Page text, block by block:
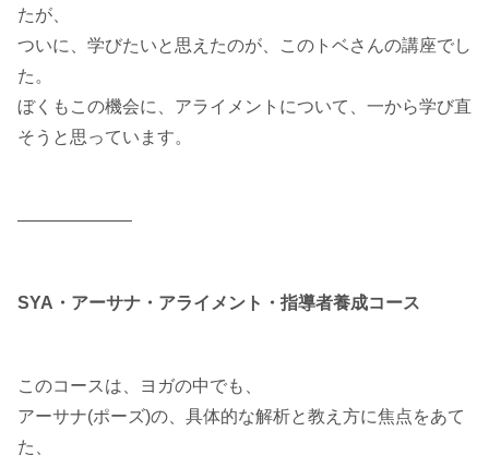
たが、
ついに、学びたいと思えたのが、このトベさんの講座でし
た。
ぼくもこの機会に、アライメントについて、一から学び直
そうと思っています。
——————–
SYA・アーサナ・アライメント・指導者養成コース
このコースは、ヨガの中でも、
アーサナ(ポーズ)の、具体的な解析と教え方に焦点をあて
た、